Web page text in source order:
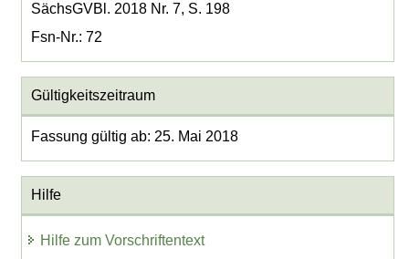
SächsGVBl. 2018 Nr. 7, S. 198
Fsn-Nr.: 72
Gültigkeitszeitraum
Fassung gültig ab: 25. Mai 2018
Hilfe
Hilfe zum Vorschriftentext